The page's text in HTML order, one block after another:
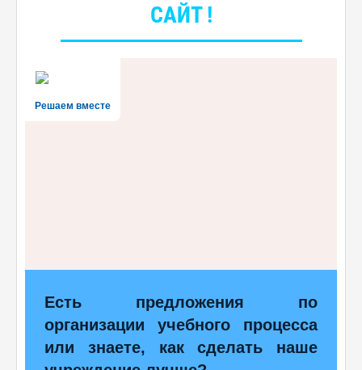
САЙТ !
Решаем вместе
Есть предложения по
организации учебного процесса
или знаете, как сделать наше